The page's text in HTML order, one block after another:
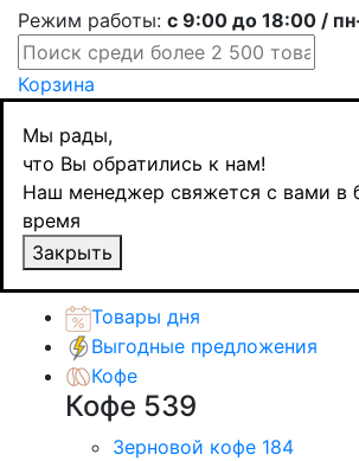
Режим работы: с 9:00 до 18:00 /
Корзина
Мы рады,
что Вы обратились к нам!
Наш менеджер свяжется с вами в
время
Закрыть
Кофе
Молотый кофе
Lavazza Qualita Rossa,
Назадтоваров
Каталог товаров
Товары дня
Выгодные предложения
Кофе
Кофе 539
Зерновой кофе 184